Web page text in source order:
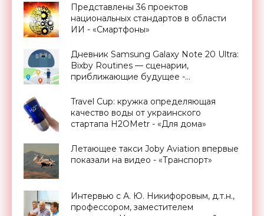
Представлены 36 проектов
национальных стандартов в области
ИИ - «Смартфоны»
Дневник Samsung Galaxy Note 20 Ultra:
Bixby Routines — сценарии,
приближающие будущее -
Travel Cup: кружка определяющая
качество воды от украинского
стартапа H2OMetr - «Для дома»
Летающее такси Joby Aviation впервые
показали на видео - «Транспорт»
Интервью с А. Ю. Никифоровым, д.т.н.,
профессором, заместителем